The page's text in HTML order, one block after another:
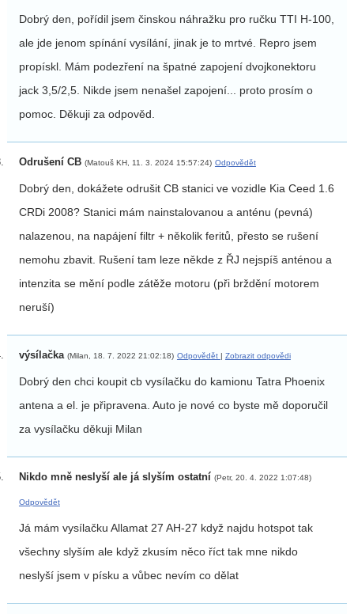
Dobrý den, pořídil jsem činskou náhražku pro ručku TTI H-100,
ale jde jenom spínání vysílání, jinak je to mrtvé. Repro jsem
propískl. Mám podezření na špatné zapojení dvojkonektoru
jack 3,5/2,5. Nikde jsem nenašel zapojení... proto prosím o
pomoc. Děkuji za odpověd.
Odrušení CB (Matouš KH, 11. 3. 2024 15:57:24) Odpovědět
Dobrý den, dokážete odrušit CB stanici ve vozidle Kia Ceed 1.6
CRDi 2008? Stanici mám nainstalovanou a anténu (pevná)
nalazenou, na napájení filtr + několik feritů, přesto se rušení
nemohu zbavit. Rušení tam leze někde z ŘJ nejspíš anténou a
intenzita se mění podle zátěže motoru (při brždění motorem
neruší)
výsílačka (Milan, 18. 7. 2022 21:02:18) Odpovědět | Zobrazit odpovědi
Dobrý den chci koupit cb vysílačku do kamionu Tatra Phoenix
antena a el. je připravena. Auto je nové co byste mě doporučil
za vysílačku děkuji Milan
Nikdo mně neslyší ale já slyším ostatní (Petr, 20. 4. 2022 1:07:48)
Odpovědět
Já mám vysílačku Allamat 27 AH-27 když najdu hotspot tak
všechny slyším ale když zkusím něco říct tak mne nikdo
neslyší jsem v písku a vůbec nevím co dělat